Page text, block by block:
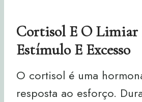
Cortisol E O Limiar
Estímulo E Excesso
O cortisol é uma
resposta ao esforço.